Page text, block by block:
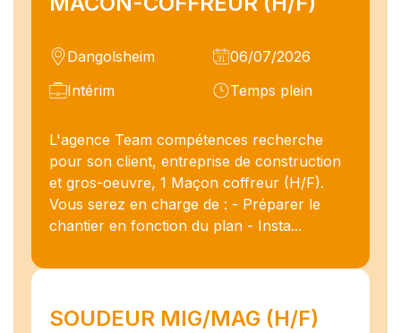
Dangolsheim
06/07/2026
Intérim
Temps plein
L'agence Team compétences recherche
pour son client, entreprise de construction
et gros-oeuvre, 1 Maçon coffreur (H/F).
Vous serez en charge de : - Préparer le
chantier en fonction du plan - Insta...
SOUDEUR MIG/MAG (H/F)